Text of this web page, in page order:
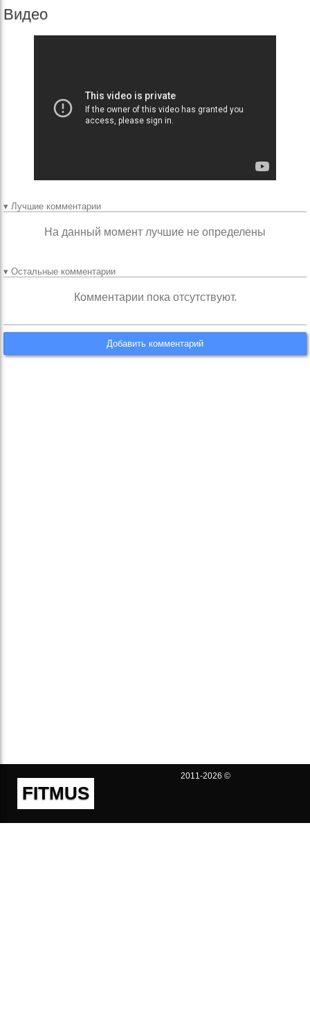
Видео
▾ Лучшие комментарии
На данный момент лучшие не определены
▾ Остальные комментарии
Комментарии пока отсутствуют.
Добавить комментарий
FITMUS
2011-2026 ©